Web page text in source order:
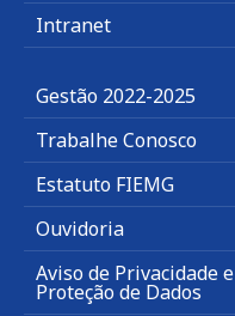
Intranet
Gestão 2022-2025
Trabalhe Conosco
Estatuto FIEMG
Ouvidoria
Aviso de Privacidade e
Proteção de Dados